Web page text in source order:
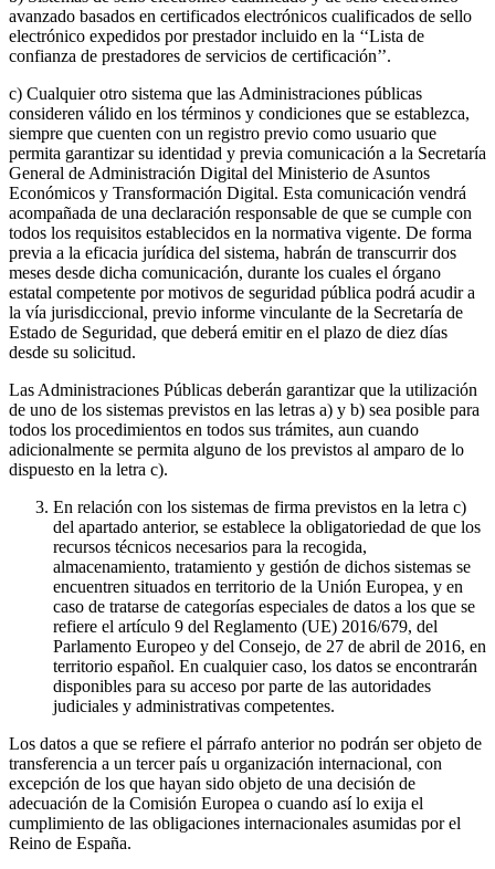
avanzado basados en certificados electrónicos cualificados de sello
electrónico expedidos por prestador incluido en la ‘‘Lista de
confianza de prestadores de servicios de certificación’’.
c) Cualquier otro sistema que las Administraciones públicas
consideren válido en los términos y condiciones que se establezca,
siempre que cuenten con un registro previo como usuario que
permita garantizar su identidad y previa comunicación a la Secretaría
General de Administración Digital del Ministerio de Asuntos
Económicos y Transformación Digital. Esta comunicación vendrá
acompañada de una declaración responsable de que se cumple con
todos los requisitos establecidos en la normativa vigente. De forma
previa a la eficacia jurídica del sistema, habrán de transcurrir dos
meses desde dicha comunicación, durante los cuales el órgano
estatal competente por motivos de seguridad pública podrá acudir a
la vía jurisdiccional, previo informe vinculante de la Secretaría de
Estado de Seguridad, que deberá emitir en el plazo de diez días
desde su solicitud.
Las Administraciones Públicas deberán garantizar que la utilización
de uno de los sistemas previstos en las letras a) y b) sea posible para
todos los procedimientos en todos sus trámites, aun cuando
adicionalmente se permita alguno de los previstos al amparo de lo
dispuesto en la letra c).
En relación con los sistemas de firma previstos en la letra c)
del apartado anterior, se establece la obligatoriedad de que los
recursos técnicos necesarios para la recogida,
almacenamiento, tratamiento y gestión de dichos sistemas se
encuentren situados en territorio de la Unión Europea, y en
caso de tratarse de categorías especiales de datos a los que se
refiere el artículo 9 del Reglamento (UE) 2016/679, del
Parlamento Europeo y del Consejo, de 27 de abril de 2016, en
territorio español. En cualquier caso, los datos se encontrarán
disponibles para su acceso por parte de las autoridades
judiciales y administrativas competentes.
Los datos a que se refiere el párrafo anterior no podrán ser objeto de
transferencia a un tercer país u organización internacional, con
excepción de los que hayan sido objeto de una decisión de
adecuación de la Comisión Europea o cuando así lo exija el
cumplimiento de las obligaciones internacionales asumidas por el
Reino de España.